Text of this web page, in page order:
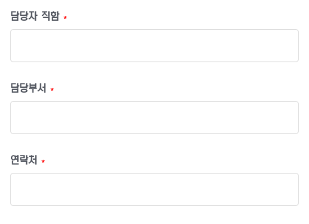
담당자 직함 *
담당부서 *
연락처 *